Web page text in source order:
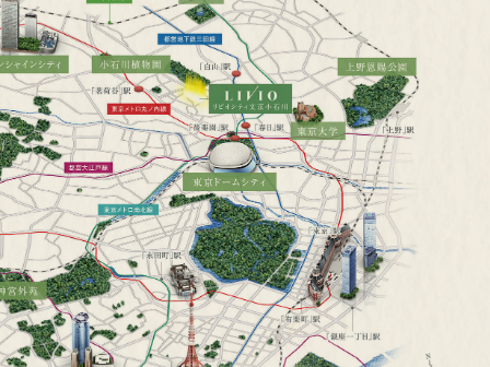
INFORMATION
8.1(土)～第三期5次ご案内会【ご来場／オンライ
ン】ご予約受付中
※物件エントリーを頂きましたお客様には、エ
ントリー者様限定ページの閲覧（物件パンフレ
ット掲載）や定期的に物件の情報をお送りさせ
ていただきます。≪夏季休業のお知らせ：誠に
勝手ながら8/11(火・祝)～8/20(木)を夏季休業と
オンライン商談はこちら
自宅等からオンラインにてご相談していただけます。
※お使いのデバイスに合わせてご相談いただけます。